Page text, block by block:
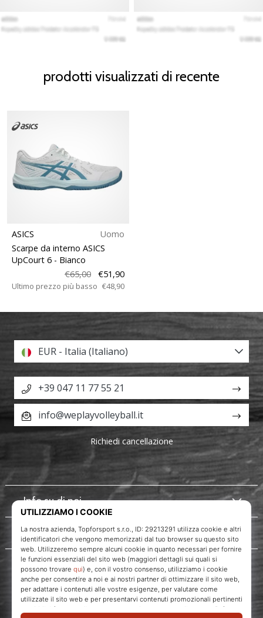
prodotti visualizzati di recente
ASICS
Uomo
Scarpe da interno ASICS
UpCourt 6 - Bianco
€65,00
€51,90
Ultimo prezzo più basso €48,90
Info su di noi
Servizio clienti
EUR - Italia (Italiano)
+39 047 11 77 55 21
info@weplayvolleyball.it
Richiedi cancellazione